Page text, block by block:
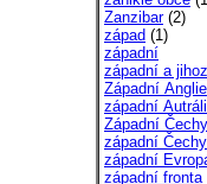
Zanzibar(2)
západ (1)
západní
západní a
Západní Anglie
západní
Západní Čechy
západní Čechy
západní
západní fronta